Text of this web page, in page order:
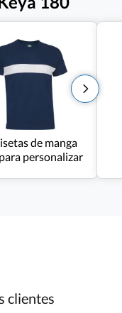
de manga
personalizar
clientes